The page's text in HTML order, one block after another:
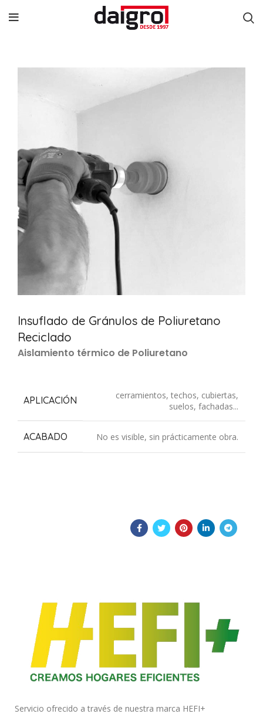
Insuflado de Gránulos de Poliuretano
Reciclado
Aislamiento térmico de Poliuretano
APLICACIÓN
cerramientos, techos, cubiertas,
suelos, fachadas...
ACABADO No es visible, sin prácticamente obra.
Servicio ofrecido a través de nuestra marca HEFI+